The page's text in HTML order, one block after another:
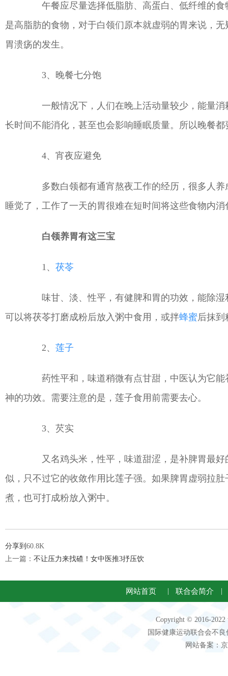
午餐应尽量选择低脂肪、高蛋白、低纤维的食
是高脂肪的食物，对于白领们原本就虚弱的胃来说，
胃溃疡的发生。
3、晚餐七分饱
一般情况下，人们在晚上活动量较少，能量消
长时间不能消化，甚至也会影响睡眠质量。所以晚餐
4、宵夜应避免
多数白领都有通宵熬夜工作的经历，很多人养
睡觉了，工作了一天的胃很难在短时间将这些食物内
白领养胃有这三宝
1、 茯苓
味甘、淡、性平，有健脾和胃的功效，能除湿
可以将茯苓打磨成粉后放入粥中食用，或拌蜂蜜后抹到
2、 莲子
药性平和，味道稍微有点甘甜，中医认为它能
神的功效。需要注意的是，莲子食用前需要去心。
3、芡实
又名鸡头米，性平，味道甜涩，是补脾胃最好
似，只不过它的收敛作用比莲子强。如果脾胃虚弱拉
煮，也可打成粉放入粥中。
分享到 60.8K
上一篇： 不让压力来找碴！女中医推3抒压饮
网站首页 联合会简介
Copyright © 2016-
国际健康运动联合会不
网站备案：